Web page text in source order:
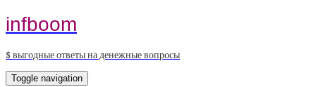
infboom
$ выгодные ответы на денежные вопросы
Toggle navigation